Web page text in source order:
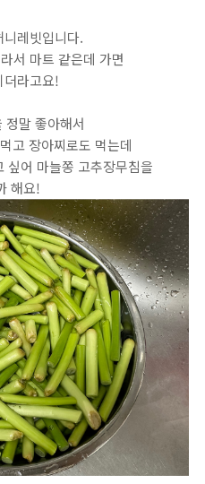
레빗입니다.
서 마트 같은데 가면
더라고요!
정말 좋아해서
고 장아찌로도 먹는데
싶어 마늘쫑 고추장무침을
해요!